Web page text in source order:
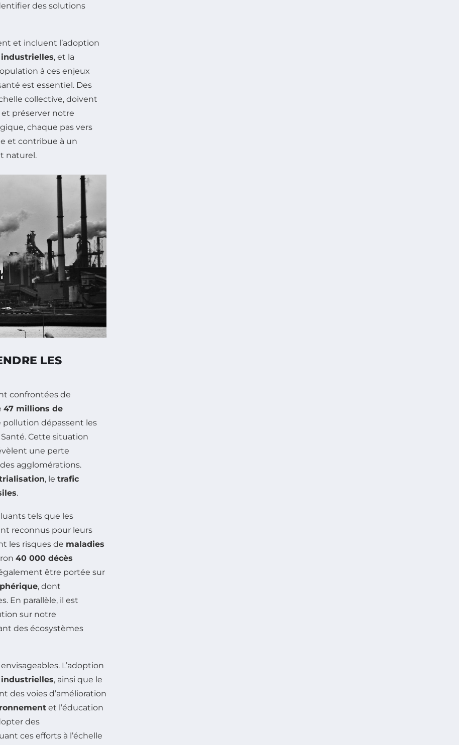
des solutions
et incluent l’adoption
, et la
à ces enjeux
est essentiel. Des
collective, doivent
préserver notre
chaque pas vers
et contribue à un
naturel.
LES
confrontées de
47 millions de
pollution dépassent les
Cette situation
une perte
agglomérations.
, le trafic
.
tels que les
reconnus pour leurs
les risques de maladies
40 000 décès
être portée sur
, dont
En parallèle, il est
sur notre
des écosystèmes
L’adoption
, ainsi que le
des voies d’amélioration
et l’éducation
des
ces efforts à l’échelle